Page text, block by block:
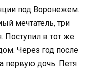
под Воронежем.
мечтатель, три
Поступил в тот же
Через год после
первую дочь. Петя